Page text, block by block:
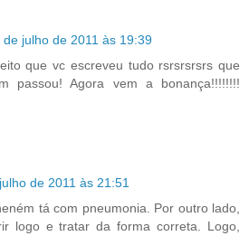
de julho de 2011 às 19:39
que vc escreveu tudo rsrsrsrsrs que
passou! Agora vem a bonança!!!!!!!!
de 2011 às 21:51
tá com pneumonia. Por outro lado,
logo e tratar da forma correta. Logo,